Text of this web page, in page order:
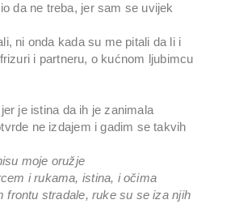
da ne treba, jer sam se uvijek
ni onda kada su me pitali da li i
i partneru, o kućnom ljubimcu
je istina da ih je zanimala
ne izdajem i gadim se takvih
moje oružje
i rukama, istina, i očima
frontu stradale, ruke su se iza njih